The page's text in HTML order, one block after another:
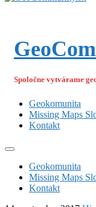
Spoločne vytvárame
Geokomunita
Missing Maps
Kontakt
Geokomunita
Missing Maps
Kontakt